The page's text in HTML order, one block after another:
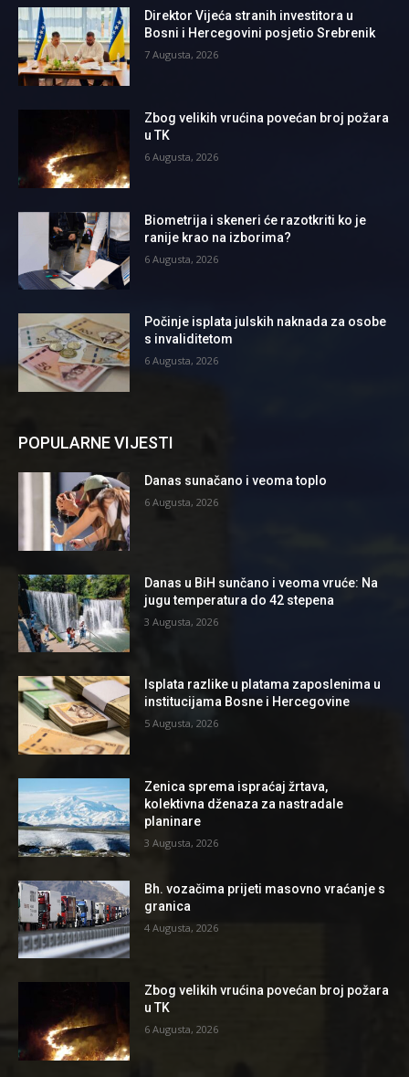
Direktor Vijeća stranih investitora u
Bosni i Hercegovini posjetio Srebrenik
7 Augusta, 2026
Zbog velikih vrućina povećan broj požara
u TK
6 Augusta, 2026
Biometrija i skeneri će razotkriti ko je
ranije krao na izborima?
6 Augusta, 2026
Počinje isplata julskih naknada za osobe
s invaliditetom
6 Augusta, 2026
POPULARNE VIJESTI
Danas sunačano i veoma toplo
6 Augusta, 2026
Danas u BiH sunčano i veoma vruće: Na
jugu temperatura do 42 stepena
3 Augusta, 2026
Isplata razlike u platama zaposlenima u
institucijama Bosne i Hercegovine
5 Augusta, 2026
Zenica sprema ispraćaj žrtava,
kolektivna dženaza za nastradale
planinare
3 Augusta, 2026
Bh. vozačima prijeti masovno vraćanje s
granica
4 Augusta, 2026
Zbog velikih vrućina povećan broj požara
u TK
6 Augusta, 2026